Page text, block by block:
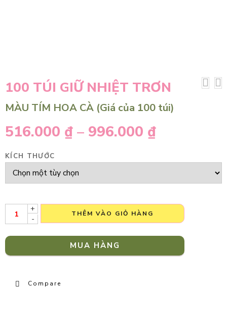
100 TÚI GIỮ NHIỆT TRƠN
MÀU TÍM HOA CÀ (Giá của 100 túi)
516.000 ₫ – 996.000 ₫
KÍCH THƯỚC
+
-
THÊM VÀO GIỎ HÀNG
MUA HÀNG
Compare